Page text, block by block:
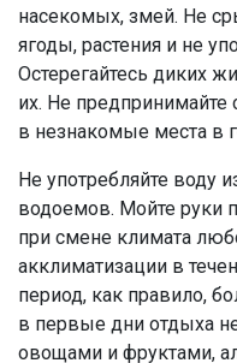
насекомых, змей. Не
ягоды, растения и не
Остерегайтесь диких
их. Не предпринимайте
в незнакомые места в
Не употребляйте воду
водоемов. Мойте руки
при смене климата
акклиматизации в
период, как правило,
в первые дни отдыха
овощами и фруктами,